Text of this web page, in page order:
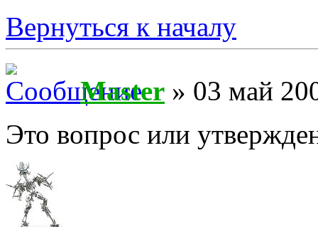
Вернуться к началу
Master » 03 май
Это вопрос или